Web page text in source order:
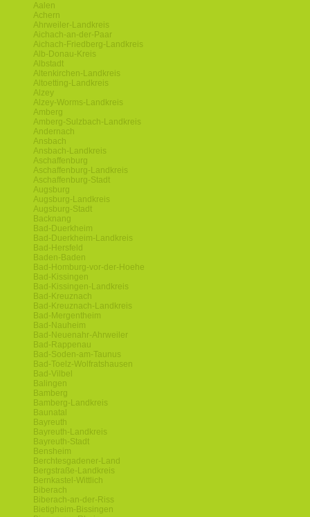
Aalen
Achern
Ahrweiler-Landkreis
Aichach-an-der-Paar
Aichach-Friedberg-Landkreis
Alb-Donau-Kreis
Albstadt
Altenkirchen-Landkreis
Altoetting-Landkreis
Alzey
Alzey-Worms-Landkreis
Amberg
Amberg-Sulzbach-Landkreis
Andernach
Ansbach
Ansbach-Landkreis
Aschaffenburg
Aschaffenburg-Landkreis
Aschaffenburg-Stadt
Augsburg
Augsburg-Landkreis
Augsburg-Stadt
Backnang
Bad-Duerkheim
Bad-Duerkheim-Landkreis
Bad-Hersfeld
Baden-Baden
Bad-Homburg-vor-der-Hoehe
Bad-Kissingen
Bad-Kissingen-Landkreis
Bad-Kreuznach
Bad-Kreuznach-Landkreis
Bad-Mergentheim
Bad-Nauheim
Bad-Neuenahr-Ahrweiler
Bad-Rappenau
Bad-Soden-am-Taunus
Bad-Toelz-Wolfratshausen
Bad-Vilbel
Balingen
Bamberg
Bamberg-Landkreis
Baunatal
Bayreuth
Bayreuth-Landkreis
Bayreuth-Stadt
Bensheim
Berchtesgadener-Land
Bergstraße-Landkreis
Bernkastel-Wittlich
Biberach
Biberach-an-der-Riss
Bietigheim-Bissingen